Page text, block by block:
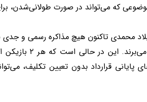
که می‌تواند در صورت طولانی‌شدن،
بازیکن فعلاً در
قرارداد بدون تعیین تکلیف،